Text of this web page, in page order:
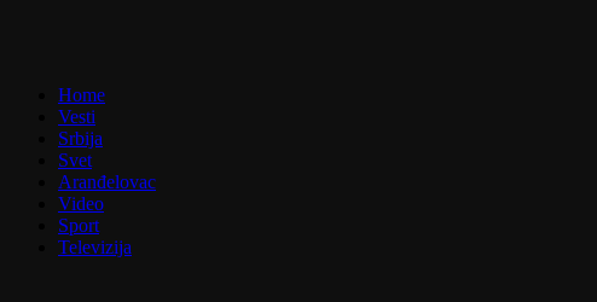
Home
Vesti
Srbija
Svet
Aranđelovac
Video
Sport
Televizija